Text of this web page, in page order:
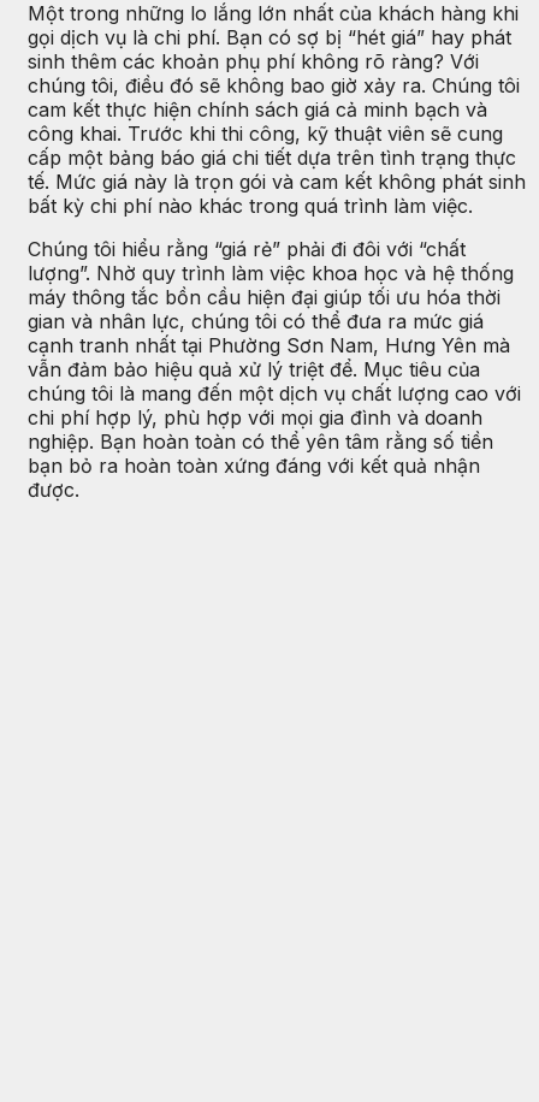
Một trong những lo lắng lớn nhất của khách hàng khi
gọi dịch vụ là chi phí. Bạn có sợ bị “hét giá” hay phát
sinh thêm các khoản phụ phí không rõ ràng? Với
chúng tôi, điều đó sẽ không bao giờ xảy ra. Chúng tôi
cam kết thực hiện chính sách giá cả minh bạch và
công khai. Trước khi thi công, kỹ thuật viên sẽ cung
cấp một bảng báo giá chi tiết dựa trên tình trạng thực
tế. Mức giá này là trọn gói và cam kết không phát sinh
bất kỳ chi phí nào khác trong quá trình làm việc.
Chúng tôi hiểu rằng “giá rẻ” phải đi đôi với “chất
lượng”. Nhờ quy trình làm việc khoa học và hệ thống
máy thông tắc bồn cầu hiện đại giúp tối ưu hóa thời
gian và nhân lực, chúng tôi có thể đưa ra mức giá
cạnh tranh nhất tại Phường Sơn Nam, Hưng Yên mà
vẫn đảm bảo hiệu quả xử lý triệt để. Mục tiêu của
chúng tôi là mang đến một dịch vụ chất lượng cao với
chi phí hợp lý, phù hợp với mọi gia đình và doanh
nghiệp. Bạn hoàn toàn có thể yên tâm rằng số tiền
bạn bỏ ra hoàn toàn xứng đáng với kết quả nhận
được.